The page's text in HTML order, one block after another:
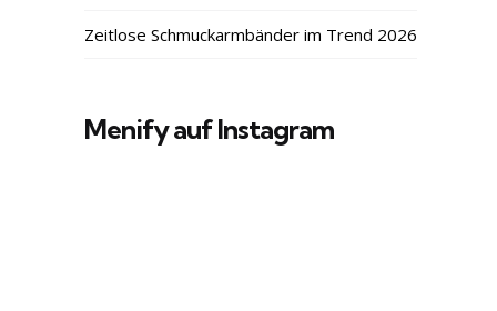
Zeitlose Schmuckarmbänder im Trend 2026
Menify auf Instagram